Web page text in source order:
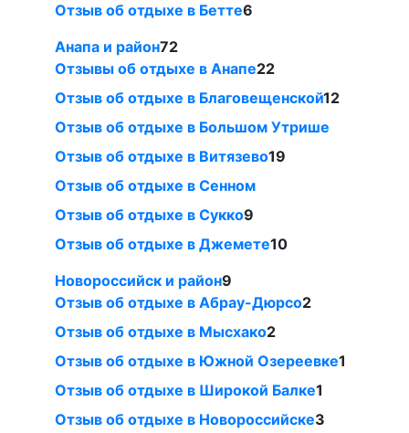
Отзыв об отдыхе в Бетте6
Анапа и район72
Отзывы об отдыхе в Анапе22
Отзыв об отдыхе в Благовещенской12
Отзыв об отдыхе в Большом Утрише
Отзыв об отдыхе в Витязево19
Отзыв об отдыхе в Сенном
Отзыв об отдыхе в Сукко9
Отзыв об отдыхе в Джемете10
Новороссийск и район9
Отзыв об отдыхе в Абрау-Дюрсо2
Отзыв об отдыхе в Мысхако2
Отзыв об отдыхе в Южной Озереевке1
Отзыв об отдыхе в Широкой Балке1
Отзыв об отдыхе в Новороссийске3